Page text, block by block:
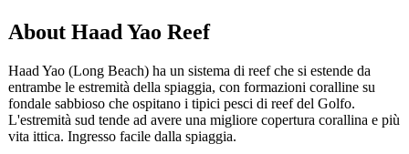
About Haad Yao Reef
Haad Yao (Long Beach) ha un sistema di reef che si estende da
entrambe le estremità della spiaggia, con formazioni coralline su
fondale sabbioso che ospitano i tipici pesci di reef del Golfo.
L'estremità sud tende ad avere una migliore copertura corallina e più
vita ittica. Ingresso facile dalla spiaggia.